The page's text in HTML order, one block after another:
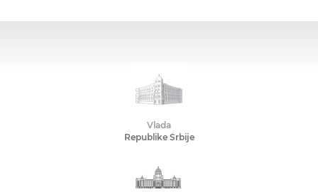
Vlada
Republike Srbije